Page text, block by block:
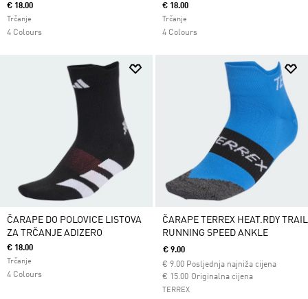
€ 18.00
Trčanje
4 Colours
€ 18.00
Trčanje
4 Colours
ČARAPE DO POLOVICE LISTOVA
ZA TRČANJE ADIZERO
€ 18.00
Trčanje
4 Colours
ČARAPE TERREX HEAT.RDY TRAIL
RUNNING SPEED ANKLE
€ 9.00
€ 9.00 Posljednja najniža cijena
Originalna cijena
Cijena umanjena od
€ 15.00za
TERREX